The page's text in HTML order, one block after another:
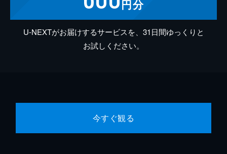
円分
U-NEXTがお届けするサービスを、31日間ゆっくりと
お試しください。
今すぐ観る